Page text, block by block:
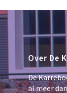
Over De
De
al meer